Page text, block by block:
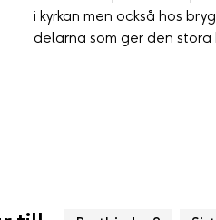
i kyrkan men också hos
delarna som ger den stora